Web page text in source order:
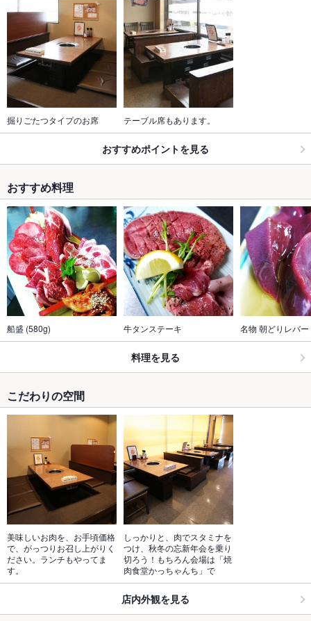
掘りごたつタイプのお席 テーブル席もあります。
おすすめポイントを見る
おすすめ料理
船盛 (580g) 牛タンステーキ 名物 朝どりレバー
料理を見る
こだわりの空間
美味しいお肉を、お手頃価格
で、がっつりお召し上がりく
ださい。ランチもやってま
す。
しっかりと、肉でスタミナを
つけ、秋冬の忘新年会を乗り
切ろう！もちろん会場は「焼
肉食堂かっちゃんち」で
店内外観を見る